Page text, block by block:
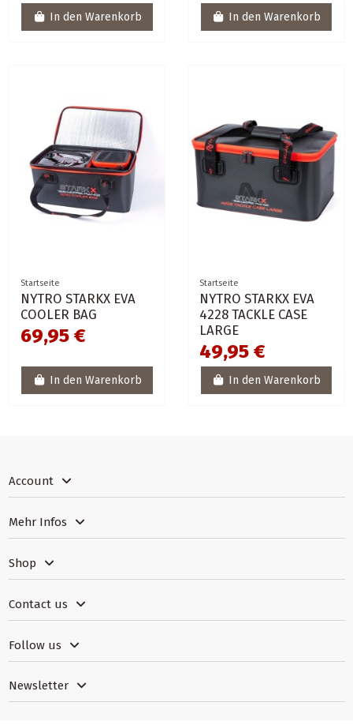
In den Warenkorb In den Warenkorb
Startseite
NYTRO STARKX EVA
COOLER BAG
69,95 €
In den Warenkorb
Startseite
NYTRO STARKX EVA
4228 TACKLE CASE
LARGE
49,95 €
In den Warenkorb
Account
Mehr Infos
Shop
Contact us
Follow us
Newsletter